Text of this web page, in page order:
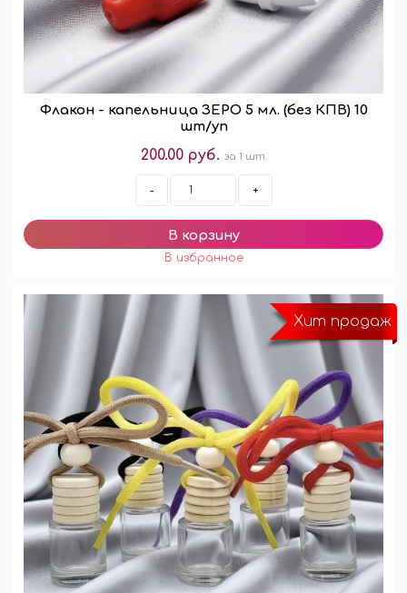
Флакон - капельница ЗЕРО 5 мл. (без КПВ) 10
шт/уп
200.00 руб. за 1 шт.
- +
Хит продаж